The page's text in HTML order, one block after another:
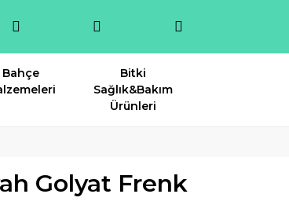
Bahçe
Bitki
Sağlık&Bakım
Ürünleri
Golyat Frenk